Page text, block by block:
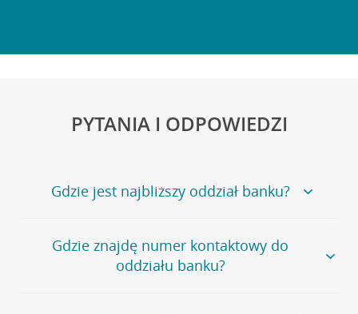
PYTANIA I ODPOWIEDZI
Gdzie jest najbliższy oddział banku?
Jeśli szukasz oddziału naszego banku, zapraszamy na
stronęPlacówki i bankomaty, na której znajduje się
wygodna wyszukiwarka.
Gdzie znajdę numer kontaktowy do
oddziału banku?